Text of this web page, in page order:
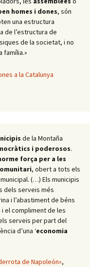
homes i dones, són
una estructura
de l’estructura de
de la societat, i no
família.»
a la Catalunya
de la Montaña
i poderosos.
força per a les
, obert a tots els
(…) Els municipis
dels serveis més
i l’abastiment de béns
el compliment de les
serveis per part del
d’una ‘economia
de Napoleón»,